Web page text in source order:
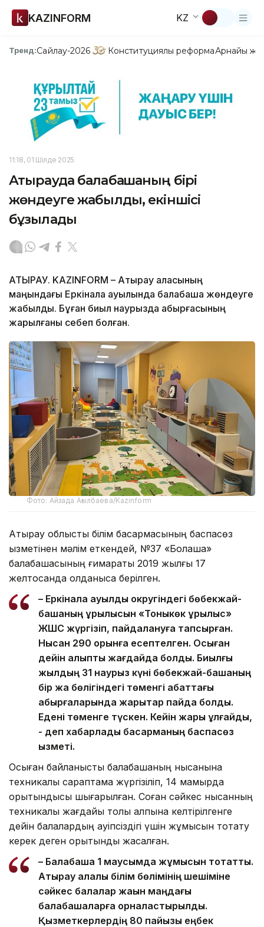
KAZINFORM KZ
Тренд:Сайлау-2026 Конституциялық реформаАрнайы
11:18, 01 Шілде 2025
Атырауда балабақшаның бірі
жөндеуге жабылды, екіншісі
бұзылады
АТЫРАУ. KAZINFORM – Атырау қаласының
маңындағы Еркінқала ауылында балабақша жөндеуге
жабылды. Бұған биыл наурызда қабырғасының
жарылғаны себеп болған.
Фото: Айзада Ағылбаева/Kazinform
Атырау облыстық білім басқармасының баспасөз
қызметінен мәлім еткендей, №37 «Болашақ»
балабақшасының ғимараты 2019 жылғы 17
желтоқсанда қолданысқа берілген.
– Еркінқала ауылдық округіндегі бөбекжай-
бақшаның құрылысын «Тоныкөк құрылыс»
ЖШС жүргізіп, пайдалануға тапсырған.
Нысан 290 орынға есептелген. Осыған
дейін қалыпты жағдайда болды. Биылғы
жылдың 31 наурыз күні бөбекжай-бақшаның
бір жақ бөлігіндегі төменгі қабаттағы
қабырғаларында жарықтар пайда болды.
Едені төменге түскен. Кейін жарық ұлғайды,
- деп хабарлады басқарманың баспасөз
қызметі.
Осыған байланысты балабақшаның нысанына
техникалық сараптама жүргізіліп, 14 мамырда
қорытындысы шығарылған. Соған сәйкес нысанның
техникалық жағдайы толық қалпына келтірілгенге
дейін балалардың қауіпсіздігі үшін жұмысын тоқтату
керек деген қорытынды жасалған.
– Балабақша 1 маусымда жұмысын тоқтатты.
Атырау қалалық білім бөлімінің шешіміне
сәйкес балалар жақын маңдағы
балабақшаларға орналастырылды.
Қызметкерлердің 80 пайызы еңбек